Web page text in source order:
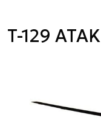
T-129 ATAK